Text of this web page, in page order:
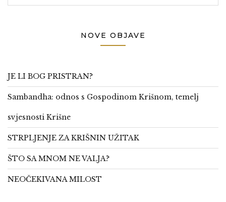
NOVE OBJAVE
JE LI BOG PRISTRAN?
Sambandha: odnos s Gospodinom Krišnom, temelj
svjesnosti Krišne
STRPLJENJE ZA KRIŠNIN UŽITAK
ŠTO SA MNOM NE VALJA?
NEOČEKIVANA MILOST